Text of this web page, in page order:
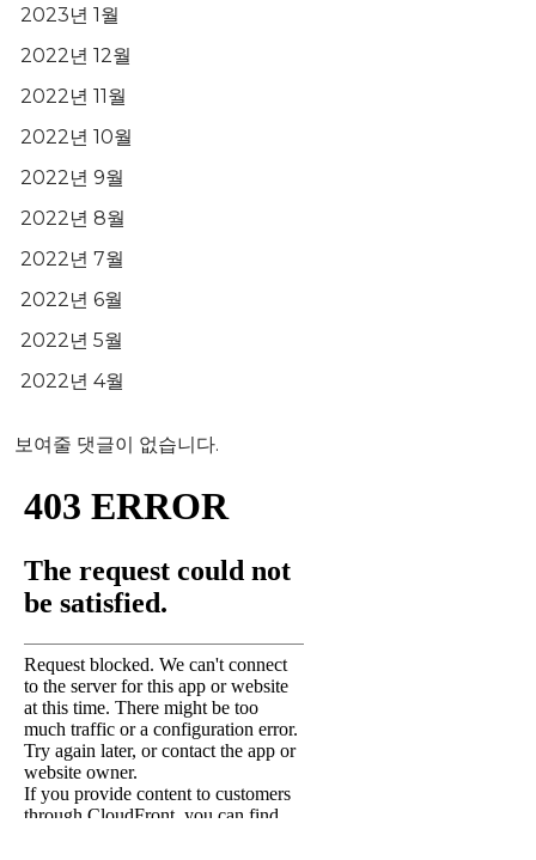
2023년 1월
2022년 12월
2022년 11월
2022년 10월
2022년 9월
2022년 8월
2022년 7월
2022년 6월
2022년 5월
2022년 4월
보여줄 댓글이 없습니다.